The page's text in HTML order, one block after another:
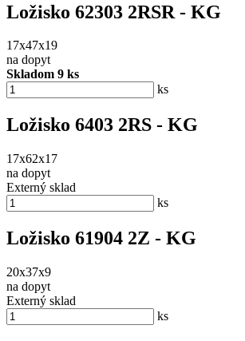
Ložisko 62303 2RSR - KG
17x47x19
na dopyt
Skladom 9 ks
ks
Ložisko 6403 2RS - KG
17x62x17
na dopyt
Externý sklad
ks
Ložisko 61904 2Z - KG
20x37x9
na dopyt
Externý sklad
ks